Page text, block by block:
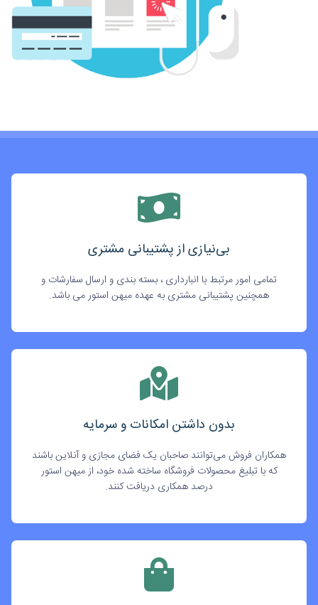
بی‌نیازی از پشتیبانی مشتری
تمامی امور مرتبط با انبارداری ، بسته بندی و ارسال سفارشات و
همچنین پشتیبانی مشتری به عهده میهن استور می باشد.
بدون داشتن امکانات و سرمایه
همکاران فروش می‌توانند صاحبان یک فضای مجازی و آنلاین باشند
که با تبلیغ محصولات فروشگاه ساخته شده خود، از میهن استور
درصد همکاری دریافت کنند.